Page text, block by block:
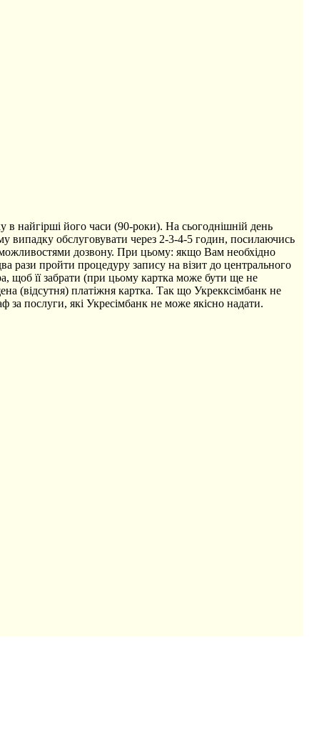
в найгірші його часи (90-роки). На сьогоднішній день
випадку обслуговувати через 2-3-4-5 годин, посилаючись
дозвону. При цьому: якщо Вам необхідно
рази пройти процедуру запису на візит до центрального
щоб її забрати (при цьому картка може бути ще не
(відсутня) платіжня картка. Так що Укрекксімбанк не
за послуги, які Укресімбанк не може якісно надати.